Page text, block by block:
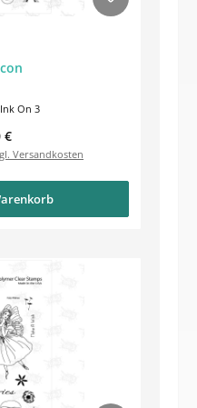
Ink On 3
Preis:
€
Versandkosten